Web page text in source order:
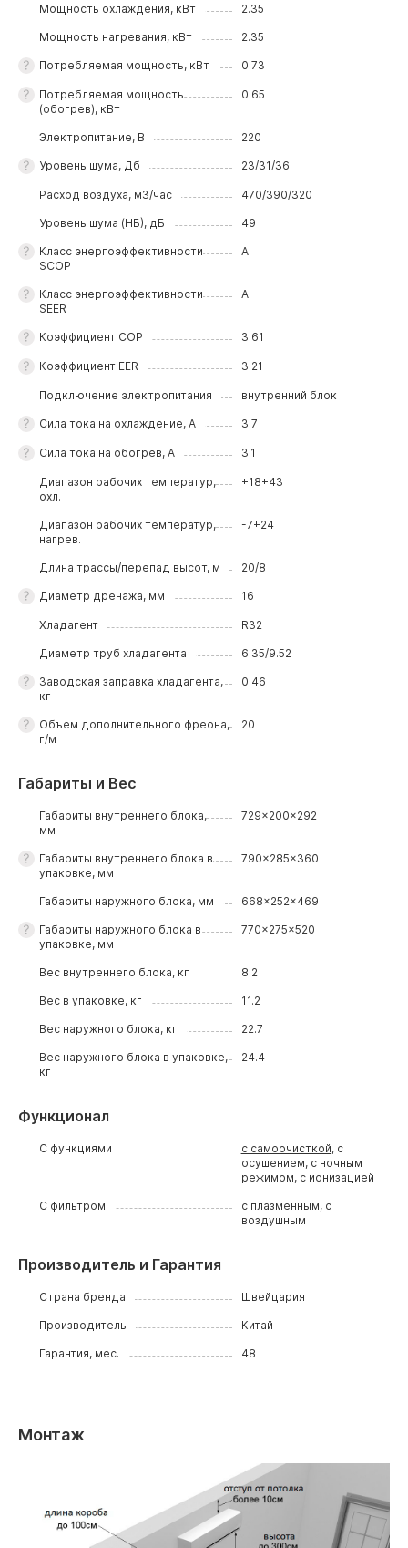
Мощность охлаждения, кВт 2.35
Мощность нагревания, кВт 2.35
Потребляемая мощность, кВт 0.73
Потребляемая мощность
(обогрев), кВт
0.65
Электропитание, В 220
Уровень шума, Дб 23/31/36
Расход воздуха, м3/час 470/390/320
Уровень шума (НБ), дБ 49
Класс энергоэффективности
SCOP
A
Класс энергоэффективности
SEER
A
Коэффициeнт COP 3.61
Коэффициeнт EER 3.21
Подключение электропитания внутренний блок
Сила тока на охлаждение, А 3.7
Сила тока на обогрев, А 3.1
Диапазон рабочих температур,
охл.
+18+43
Диапазон рабочих температур,
нагрев.
-7+24
Длина трассы/перепад высот, м 20/8
Диаметр дренажа, мм 16
Хладагент R32
Диаметр труб хладагента 6.35/9.52
Заводская заправка хладагента,
кг
0.46
Объем дополнительного фреона,
г/м
20
Габариты и Вес
Габариты внутреннего блока,
мм
729x200x292
Габариты внутреннего блока в
упаковке, мм
790x285x360
Габариты наружного блока, мм 668x252x469
Габариты наружного блока в
упаковке, мм
770x275x520
Вес внутреннего блока, кг 8.2
Вес в упаковке, кг 11.2
Вес наружного блока, кг 22.7
Вес наружного блока в упаковке,
кг
24.4
Функционал
С функциями с самоочисткой, с
осушением, с ночным
режимом, с ионизацией
С фильтром
с плазменным, с
воздушным
Производитель и Гарантия
Страна бренда Швейцария
Производитель Китай
Гарантия, мес. 48
Монтаж